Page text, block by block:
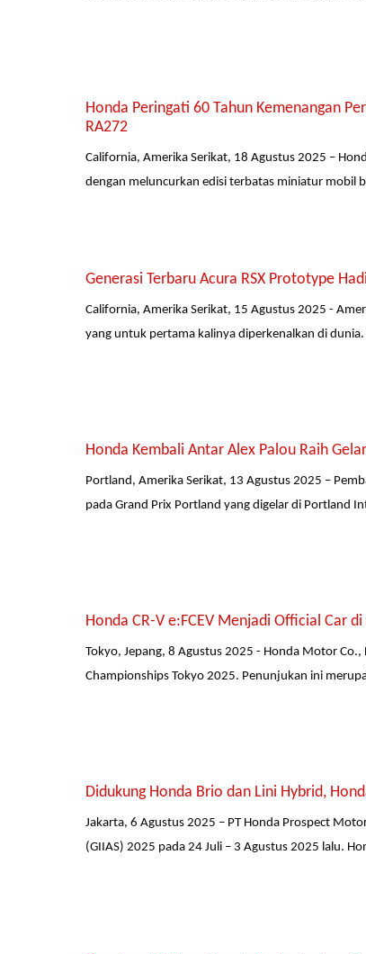
Honda Peringati 60 Tahun Kemenangan
RA272
California, Amerika Serikat, 18 Agustus 2025 –
dengan meluncurkan edisi terbatas miniatur mobil
Generasi Terbaru Acura RSX Prototype
California, Amerika Serikat, 15 Agustus 2025 -
yang untuk pertama kalinya diperkenalkan di
Honda Kembali Antar Alex Palou Raih
Portland, Amerika Serikat, 13 Agustus 2025 –
pada Grand Prix Portland yang digelar di Portland
Honda CR-V e:FCEV Menjadi Official Car
Tokyo, Jepang, 8 Agustus 2025 - Honda Motor
Championships Tokyo 2025. Penunjukan ini
Didukung Honda Brio dan Lini Hybrid,
Jakarta, 6 Agustus 2025 – PT Honda Prospect
(GIIAS) 2025 pada 24 Juli – 3 Agustus 2025 lalu.